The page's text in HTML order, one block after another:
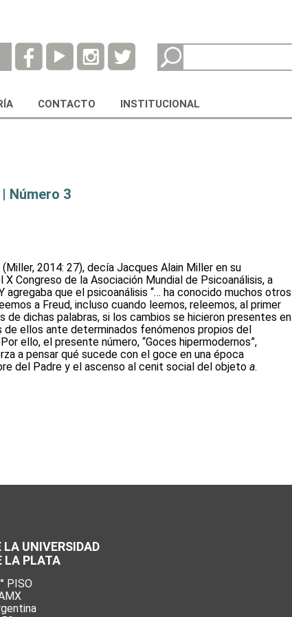
CONTACTO INSTITUCIONAL
Número 3
2014: 27), decía Jacques Alain Miller en su
Congreso de la Asociación Mundial de Psicoanálisis, a
agregaba que el psicoanálisis “… ha conocido muchos otros
a Freud, incluso cuando leemos, releemos, al primer
de dichas palabras, si los cambios se hicieron presentes en
ellos ante determinados fenómenos propios del
ello, el presente número, “Goces hipermodernos”,
a pensar qué sucede con el goce en una época
del Padre y el ascenso al cenit social del objeto a.
LA UNIVERSIDAD
LA PLATA
PISO